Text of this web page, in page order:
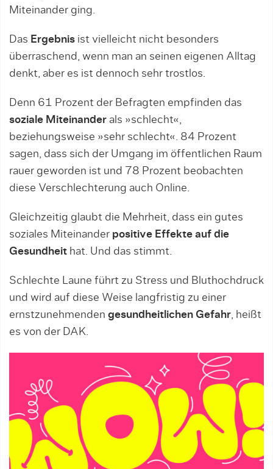
Miteinander ging.
Das Ergebnis ist vielleicht nicht besonders
überraschend, wenn man an seinen eigenen Alltag
denkt, aber es ist dennoch sehr trostlos.
Denn 61 Prozent der Befragten empfinden das
soziale Miteinander als »schlecht«,
beziehungsweise »sehr schlecht«. 84 Prozent
sagen, dass sich der Umgang im öffentlichen Raum
rauer geworden ist und 78 Prozent beobachten
diese Verschlechterung auch Online.
Gleichzeitig glaubt die Mehrheit, dass ein gutes
soziales Miteinander positive Effekte auf die
Gesundheit hat. Und das stimmt.
Schlechte Laune führt zu Stress und Bluthochdruck
und wird auf diese Weise langfristig zu einer
ernstzunehmenden gesundheitlichen Gefahr, heißt
es von der DAK.